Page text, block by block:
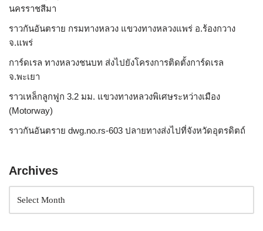
นครราชสีมา
ราวกันอันตราย กรมทางหลวง แขวงทางหลวงแพร่ อ.ร้องกวาง
จ.แพร่
การ์ดเรล ทางหลวงชนบท ส่งไปยังโครงการติดตั้งการ์ดเรล
จ.พะเยา
ราวเหล็กลูกฟูก 3.2 มม. แขวงทางหลวงพิเศษระหว่างเมือง
(Motorway)
ราวกันอันตราย dwg.no.rs-603 ปลายทางส่งไปที่จังหวัดอุตรดิตถ์
Archives